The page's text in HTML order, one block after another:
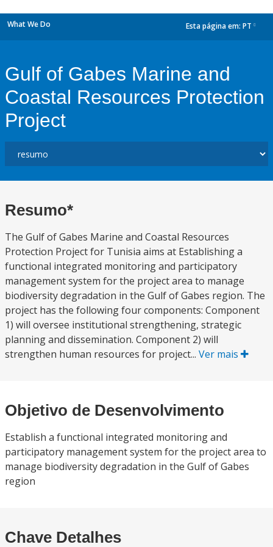
What We Do Esta página em: PT
Gulf of Gabes Marine and
Coastal Resources Protection
Project
Resumo*
The Gulf of Gabes Marine and Coastal Resources
Protection Project for Tunisia aims at Establishing a
functional integrated monitoring and participatory
management system for the project area to manage
biodiversity degradation in the Gulf of Gabes region. The
project has the following four components: Component
1) will oversee institutional strengthening, strategic
planning and dissemination. Component 2) will
strengthen human resources for project... Ver mais
Objetivo de Desenvolvimento
Establish a functional integrated monitoring and
participatory management system for the project area to
manage biodiversity degradation in the Gulf of Gabes
region
Chave Detalhes